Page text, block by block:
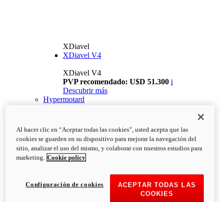
XDiavel
XDiavel V4
XDiavel V4
PVP recomendado: U$D 51.300 i
Descubrir más
Hypermotard
Al hacer clic en “Aceptar todas las cookies”, usted acepta que las
cookies se guarden en su dispositivo para mejorar la navegación del
sitio, analizar el uso del mismo, y colaborar con nuestros estudios para
marketing. Cookie policy
ACEPTAR TODAS LAS
COOKIES
Configuración de cookies